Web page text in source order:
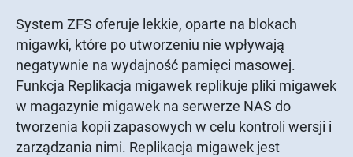
System ZFS oferuje lekkie, oparte na blokach
migawki, które po utworzeniu nie wpływają
negatywnie na wydajność pamięci masowej.
Funkcja Replikacja migawek replikuje pliki migawek
w magazynie migawek na serwerze NAS do
tworzenia kopii zapasowych w celu kontroli wersji i
zarządzania nimi. Replikacja migawek jest